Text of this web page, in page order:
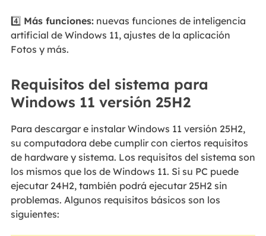
4️⃣ Más funciones:nuevas funciones de inteligencia
artificial de Windows 11, ajustes de la aplicación
Fotos y más.
Requisitos del sistema para
Windows 11 versión 25H2
Para descargar e instalar Windows 11 versión 25H2,
su computadora debe cumplir con ciertos requisitos
de hardware y sistema. Los requisitos del sistema son
los mismos que los de Windows 11. Si su PC puede
ejecutar 24H2, también podrá ejecutar 25H2 sin
problemas. Algunos requisitos básicos son los
siguientes: